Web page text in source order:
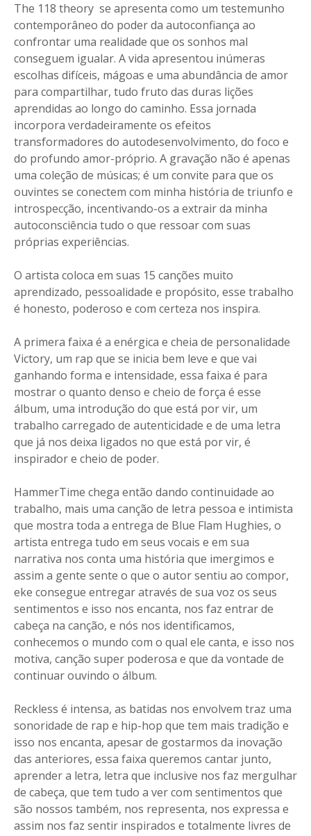
The 118 theory se apresenta como um testemunho
contemporâneo do poder da autoconfiança ao
confrontar uma realidade que os sonhos mal
conseguem igualar. A vida apresentou inúmeras
escolhas difíceis, mágoas e uma abundância de amor
para compartilhar, tudo fruto das duras lições
aprendidas ao longo do caminho. Essa jornada
incorpora verdadeiramente os efeitos
transformadores do autodesenvolvimento, do foco e
do profundo amor-próprio. A gravação não é apenas
uma coleção de músicas; é um convite para que os
ouvintes se conectem com minha história de triunfo e
introspecção, incentivando-os a extrair da minha
autoconsciência tudo o que ressoar com suas
próprias experiências.
O artista coloca em suas 15 canções muito
aprendizado, pessoalidade e propósito, esse trabalho
é honesto, poderoso e com certeza nos inspira.
A primera faixa é a enérgica e cheia de personalidade
Victory, um rap que se inicia bem leve e que vai
ganhando forma e intensidade, essa faixa é para
mostrar o quanto denso e cheio de força é esse
álbum, uma introdução do que está por vir, um
trabalho carregado de autenticidade e de uma letra
que já nos deixa ligados no que está por vir, é
inspirador e cheio de poder.
HammerTime chega então dando continuidade ao
trabalho, mais uma canção de letra pessoa e intimista
que mostra toda a entrega de Blue Flam Hughies, o
artista entrega tudo em seus vocais e em sua
narrativa nos conta uma história que imergimos e
assim a gente sente o que o autor sentiu ao compor,
eke consegue entregar através de sua voz os seus
sentimentos e isso nos encanta, nos faz entrar de
cabeça na canção, e nós nos identificamos,
conhecemos o mundo com o qual ele canta, e isso nos
motiva, canção super poderosa e que da vontade de
continuar ouvindo o álbum.
Reckless é intensa, as batidas nos envolvem traz uma
sonoridade de rap e hip-hop que tem mais tradição e
isso nos encanta, apesar de gostarmos da inovação
das anteriores, essa faixa queremos cantar junto,
aprender a letra, letra que inclusive nos faz mergulhar
de cabeça, que tem tudo a ver com sentimentos que
são nossos também, nos representa, nos expressa e
assim nos faz sentir inspirados e totalmente livres de